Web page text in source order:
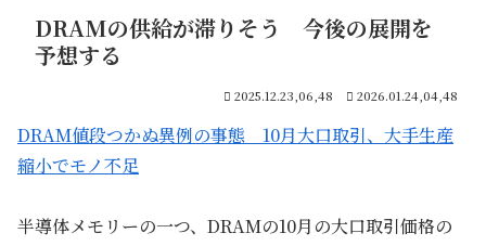
DRAMの供給が滞りそう 今後の展開を
予想する
2025.12.23,06,48 2026.01.24,04,48
DRAM値段つかぬ異例の事態 10月大口取引、大手生産
縮小でモノ不足
半導体メモリーの一つ、DRAMの10月の大口取引価格の